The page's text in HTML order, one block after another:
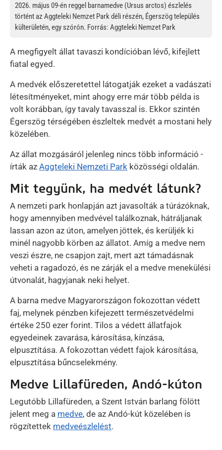
2026. május 09-én reggel barnamedve (Ursus arctos) észlelés
történt az Aggteleki Nemzet Park déli részén, Égerszög település
külterületén, egy szórón. Forrás: Aggteleki Nemzet Park
A megfigyelt állat tavaszi kondícióban lévő, kifejlett
fiatal egyed.
A medvék előszeretettel látogatják ezeket a vadászati
létesítményeket, mint ahogy erre már több példa is
volt korábban, így tavaly tavasszal is. Ekkor szintén
Égerszög térségében észleltek medvét a mostani hely
közelében.
Az állat mozgásáról jelenleg nincs több információ -
írták az Aggteleki Nemzeti Park közösségi oldalán.
Mit tegyünk, ha medvét látunk?
A nemzeti park honlapján azt javasolták a túrázóknak,
hogy amennyiben medvével találkoznak, hátráljanak
lassan azon az úton, amelyen jöttek, és kerüljék ki
minél nagyobb körben az állatot. Amíg a medve nem
veszi észre, ne csapjon zajt, mert azt támadásnak
veheti a ragadozó, és ne zárják el a medve menekülési
útvonalát, hagyjanak neki helyet.
A barna medve Magyarországon fokozottan védett
faj, melynek pénzben kifejezett természetvédelmi
értéke 250 ezer forint. Tilos a védett állatfajok
egyedeinek zavarása, károsítása, kínzása,
elpusztítása. A fokozottan védett fajok károsítása,
elpusztítása bűncselekmény.
Medve Lillafüreden, Andó-kúton
Legutóbb Lillafüreden, a Szent István barlang fölött
jelent meg a medve, de az Andó-kút közelében is
rögzítettek medveészlelést.